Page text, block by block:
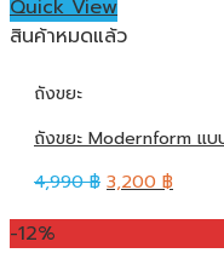
Quick View
สินค้าหมดแล้ว
ถังขยะ
ถังขยะ Modernform แบ
4,990฿ 3,200 ฿
-12%